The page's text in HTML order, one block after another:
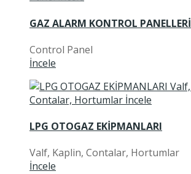
GAZ ALARM KONTROL PANELLERİ
Control Panel
İncele
LPG OTOGAZ EKİPMANLARI
Valf, Kaplin, Contalar, Hortumlar
İncele